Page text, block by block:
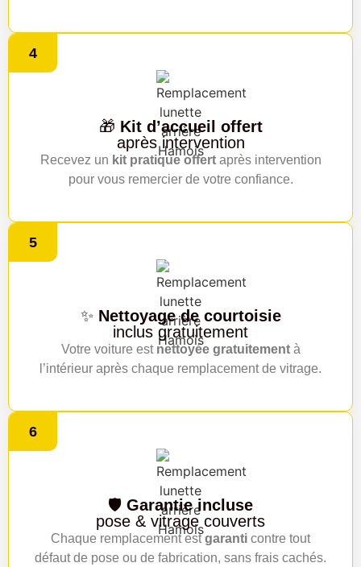
4
🎁 Kit d’accueil offert
après intervention
Recevez un kit pratique offertaprès intervention
pour vous remercier de votre confiance.
5
✨ Nettoyage de courtoisie
inclus gratuitement
Votre voiture est nettoyée gratuitementà
l’intérieur après chaque remplacement de vitrage.
6
🛡️ Garantie incluse
pose & vitrage couverts
Chaque remplacement estgaranti contre tout
défaut de pose ou de fabrication, sans frais cachés.